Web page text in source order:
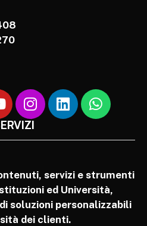
servizi e strumenti
ed Università,
soluzioni personalizzabili
dei clienti.